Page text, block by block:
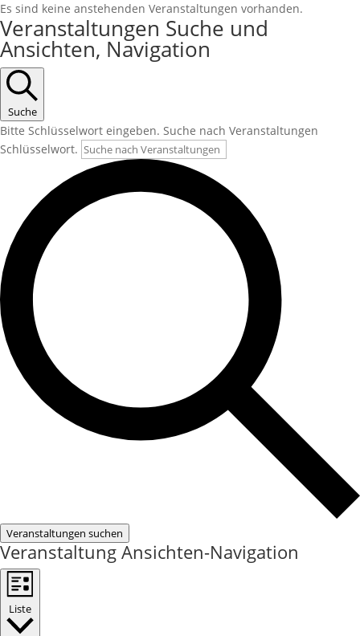
Es sind keine anstehenden Veranstaltungen vorhanden.
Veranstaltungen Suche und
Ansichten, Navigation
Suche
Bitte Schlüsselwort eingeben. Suche nach Veranstaltungen
Schlüsselwort.
Veranstaltungen suchen
Veranstaltung Ansichten-Navigation
Liste